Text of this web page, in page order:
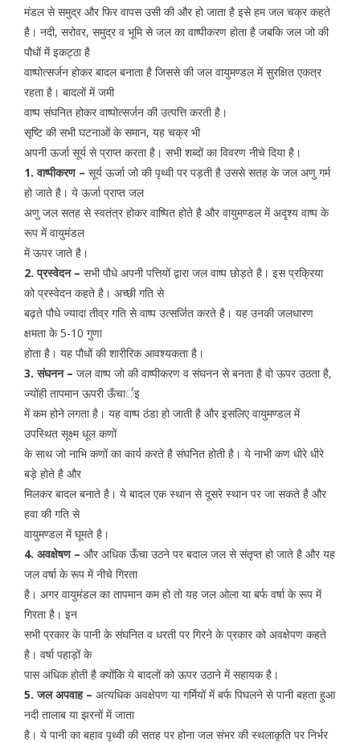
मंडल से समुद्र और फिर वापस उसी की और हो जाता है इसे हम जल चक्र कहते
है। नदी, सरोवर, समुद्र व भूमि से जल का वाष्पीकरण होता है जबकि जल जो की
पौधों में इकट्ठा है
वाष्पोत्सर्जन होकर बादल बनाता है जिससे की जल वायुमण्डल में सुरक्षित एकत्र
रहता है। बादलों में जमी
वाष्प संघनित होकर वाष्पोत्सर्जन की उत्पत्ति करती है।
सृष्टि की सभी घटनाओं के समान, यह चक्र भी
अपनी ऊर्जा सूर्य से प्राप्त करता है। सभी शब्दों का विवरण नीचे दिया है।
1. वाष्पीकरण – सूर्य ऊर्जा जो की पृथ्वी पर पड़ती है उससे सतह के जल अणु गर्म
हो जाते है। ये ऊर्जा प्राप्त जल
अणु जल सतह से स्वतंत्र होकर वाष्पित होते है और वायुमण्डल में अदृश्य वाष्प के
रूप में वायुमंडल
में ऊपर जाते है।
2. प्रस्वेदन – सभी पौधे अपनी पत्तियों द्वारा जल वाष्प छोड़ते है। इस प्रक्रिया
को प्रस्वेदन कहते है। अच्छी गति से
बढ़ते पौधे ज्यादा तीव्र गति से वाष्प उत्सर्जित करते है। यह उनकी जलधारण
क्षमता के 5-10 गुणा
होता है। यह पौधों की शारीरिक आवश्यकता है।
3. संघनन – जल वाष्प जो की वाष्पीकरण व संघनन से बनता है वो ऊपर उठता है,
ज्योंही तापमान ऊपरी ऊँचार्इ
में कम होने लगता है। यह वाष्प ठंडा हो जाती है और इसलिए वायुमण्डल में
उपस्थित सूक्ष्म धूल कणों
के साथ जो नाभि कणों का कार्य करते है संघनित होती है। ये नाभी कण धीरे धीरे
बड़े होते है और
मिलकर बादल बनाते है। ये बादल एक स्थान से दूसरे स्थान पर जा सकते है और
हवा की गति से
वायुमण्डल में घूमते है।
4. अवक्षेषण – और अधिक ऊँचा उठने पर बदाल जल से संतृप्त हो जाते है और यह
जल वर्षा के रूप में नीचे गिरता
है। अगर वायुमंडल का तापमान कम हो तो यह जल ओला या बर्फ वर्षा के रूप में
गिरता है। इन
सभी प्रकार के पानी के संघनित व धरती पर गिरने के प्रकार को अवक्षेपण कहते
है। वर्षा पहाड़ों के
पास अधिक होती है क्योंकि ये बादलों को ऊपर उठाने में सहायक है।
5. जल अपवाह – अत्यधिक अवक्षेपण या गर्मियों में बर्फ पिघलने से पानी बहता हुआ
नदी तालाब या झरनों में जाता
है। ये पानी का बहाव पृथ्वी की सतह पर होना जल संभर की स्थलाकृति पर निर्भर